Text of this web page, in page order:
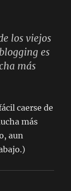
los viejos
es
más
caerse de
más
aun